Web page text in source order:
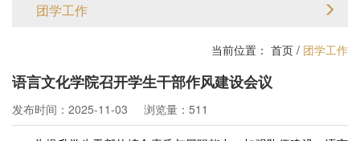
团学工作
当前位置： 首页 / 团学工作
语言文化学院召开学生干部作风建设会议
发布时间：2025-11-03 浏览量：511